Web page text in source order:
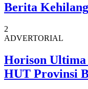
Berita
2
ADVERTORIAL
Horison Ultima
HUT Provinsi